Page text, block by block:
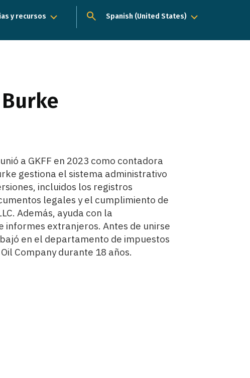
y recursos Menú desplegable
Spanish (United States)
a GKFF en 2023 como contadora
gestiona el sistema administrativo
incluidos los registros
legales y el cumplimiento de
Además, ayuda con la
informes extranjeros. Antes de unirse
en el departamento de impuestos
Company durante 18 años.